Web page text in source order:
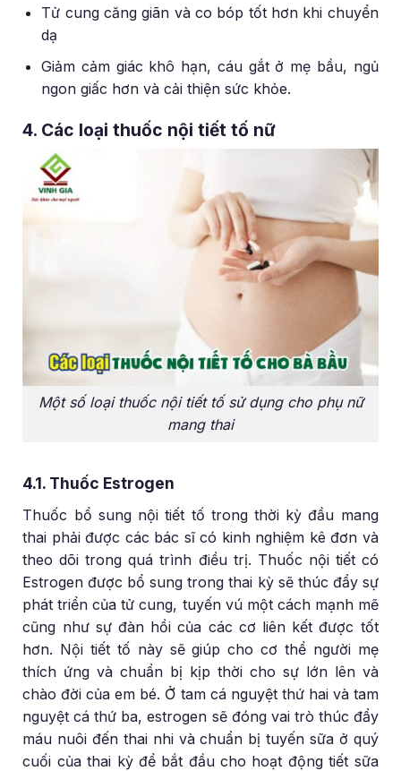
Tử cung căng giãn và co bóp tốt hơn khi chuyển
dạ
Giảm cảm giác khô hạn, cáu gắt ở mẹ bầu, ngủ
ngon giấc hơn và cải thiện sức khỏe.
4. Các loại thuốc nội tiết tố nữ
Một số loại thuốc nội tiết tố sử dụng cho phụ nữ
mang thai
4.1. Thuốc Estrogen
Thuốc bổ sung nội tiết tố trong thời kỳ đầu mang
thai phải được các bác sĩ có kinh nghiệm kê đơn và
theo dõi trong quá trình điều trị. Thuốc nội tiết có
Estrogen được bổ sung trong thai kỳ sẽ thúc đẩy sự
phát triển của tử cung, tuyến vú một cách mạnh mẽ
cũng như sự đàn hồi của các cơ liên kết được tốt
hơn. Nội tiết tố này sẽ giúp cho cơ thể người mẹ
thích ứng và chuẩn bị kịp thời cho sự lớn lên và
chào đời của em bé. Ở tam cá nguyệt thứ hai và tam
nguyệt cá thứ ba, estrogen sẽ đóng vai trò thúc đẩy
máu nuôi đến thai nhi và chuẩn bị tuyến sữa ở quý
cuối của thai kỳ để bắt đầu cho hoạt động tiết sữa